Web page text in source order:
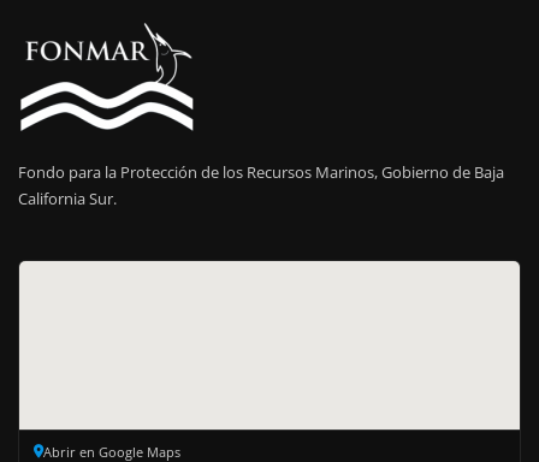
Fondo para la Protección de los Recursos Marinos, Gobierno de Baja
California Sur.
Abrir en Google Maps